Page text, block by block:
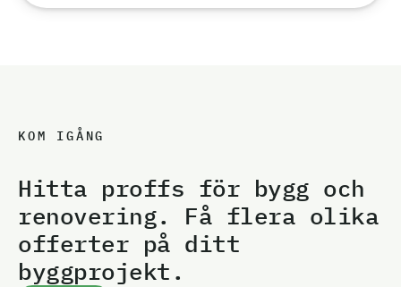
KOM IGÅNG
Hitta proffs för bygg och
renovering. Få flera olika
offerter på ditt
byggprojekt.